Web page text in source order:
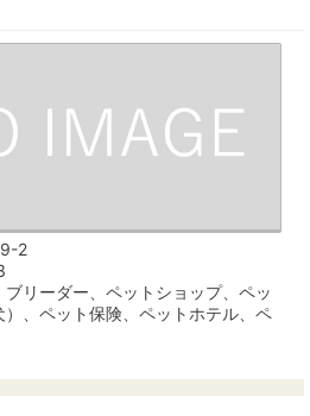
2
ブリーダー、ペットショップ、ペッ
）、ペット保険、ペットホテル、ペ